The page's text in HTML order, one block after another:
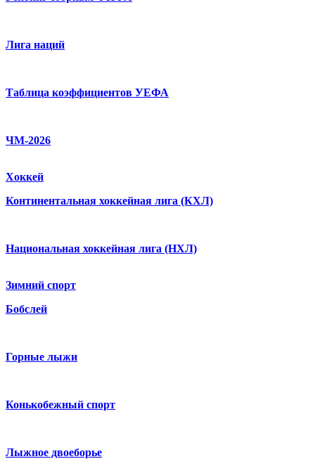
Лига наций
Таблица коэффициентов УЕФА
ЧМ-2026
Хоккей
Континентальная хоккейная лига (КХЛ)
Национальная хоккейная лига (НХЛ)
Зимний спорт
Бобслей
Горные лыжи
Конькобежный спорт
Лыжное двоеборье